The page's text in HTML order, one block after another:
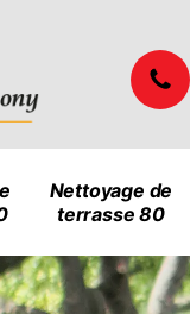
Nettoyage de
terrasse 80